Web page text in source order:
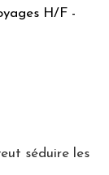
H/F -
séduire les